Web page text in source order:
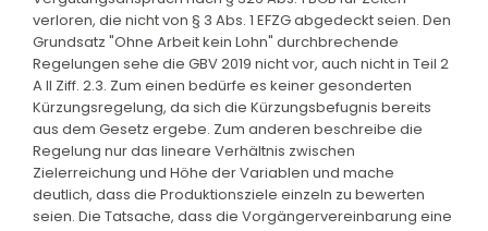
verloren, die nicht von § 3 Abs. 1 EFZG abgedeckt seien. Den
Grundsatz "Ohne Arbeit kein Lohn" durchbrechende
Regelungen sehe die GBV 2019 nicht vor, auch nicht in Teil 2
A II Ziff. 2.3. Zum einen bedürfe es keiner gesonderten
Kürzungsregelung, da sich die Kürzungsbefugnis bereits
aus dem Gesetz ergebe. Zum anderen beschreibe die
Regelung nur das lineare Verhältnis zwischen
Zielerreichung und Höhe der Variablen und mache
deutlich, dass die Produktionsziele einzeln zu bewerten
seien. Die Tatsache, dass die Vorgängervereinbarung eine